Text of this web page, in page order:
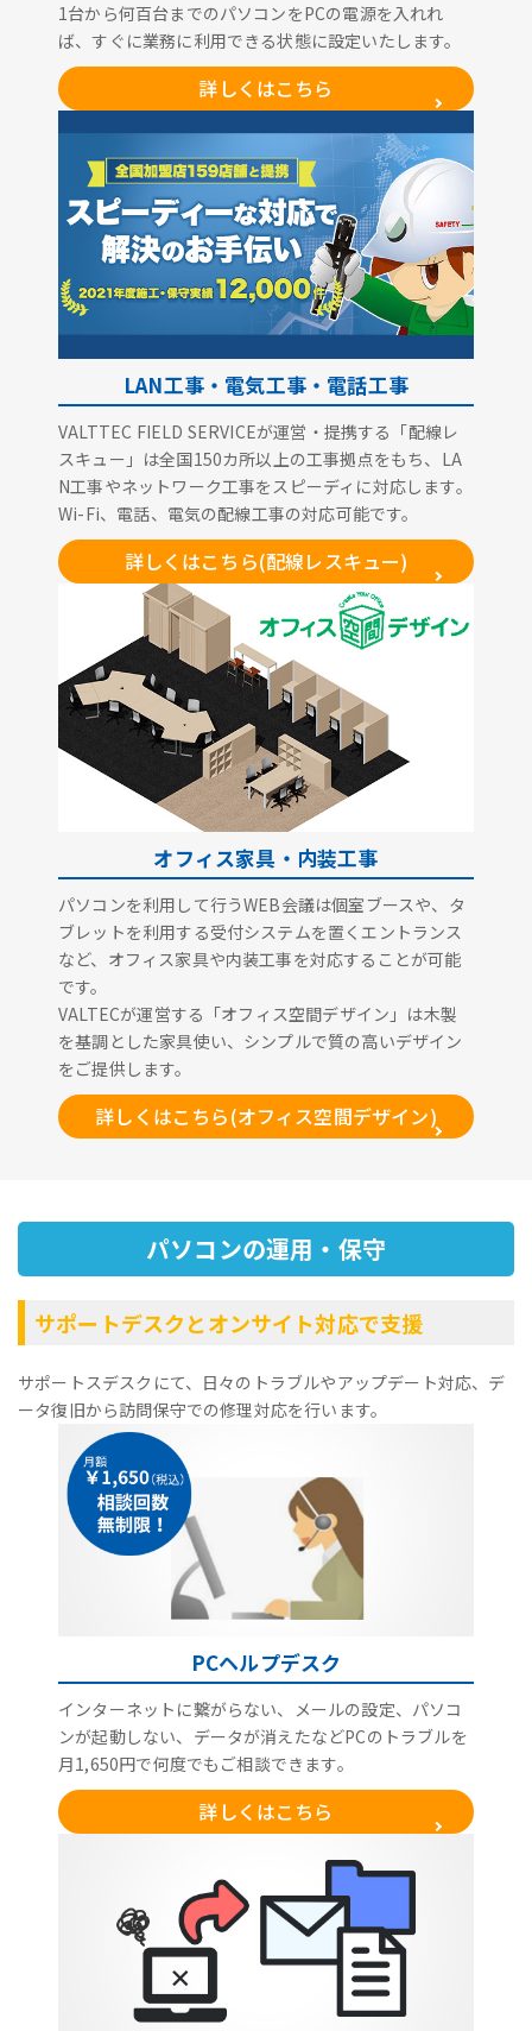
1台から何百台までのパソコンをPCの電源を入れれ
ば、すぐに業務に利用できる状態に設定いたします。
詳しくはこちら
LAN工事・電気工事・電話工事
VALTTEC FIELD SERVICEが運営・提携する「配線レ
スキュー」は全国150カ所以上の工事拠点をもち、LA
N工事やネットワーク工事をスピーディに対応します。
Wi-Fi、電話、電気の配線工事の対応可能です。
詳しくはこちら(配線レスキュー)
オフィス家具・内装工事
パソコンを利用して行うWEB会議は個室ブースや、タ
ブレットを利用する受付システムを置くエントランス
など、オフィス家具や内装工事を対応することが可能
です。
VALTECが運営する「オフィス空間デザイン」は木製
を基調とした家具使い、シンプルで質の高いデザイン
をご提供します。
詳しくはこちら(オフィス空間デザイン)
パソコンの運用・保守
サポートデスクとオンサイト対応で支援
サポートスデスクにて、日々のトラブルやアップデート対応、デ
ータ復旧から訪問保守での修理対応を行います。
PCヘルプデスク
インターネットに繋がらない、メールの設定、パソコ
ンが起動しない、データが消えたなどPCのトラブルを
月1,650円で何度でもご相談できます。
詳しくはこちら